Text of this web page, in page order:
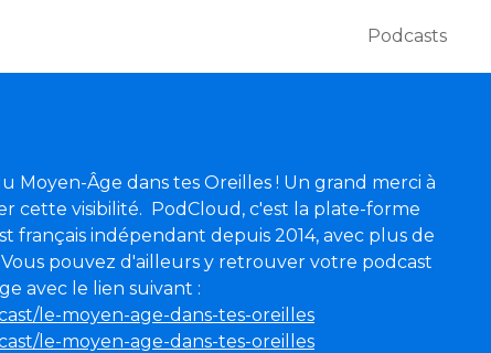
Podcasts
Moyen-Âge dans tes Oreilles ! Un grand merci à
cette visibilité. PodCloud, c'est la plate-forme
français indépendant depuis 2014, avec plus de
pouvez d'ailleurs y retrouver votre podcast
avec le lien suivant :
le-moyen-age-dans-tes-oreilles
le-moyen-age-dans-tes-oreilles